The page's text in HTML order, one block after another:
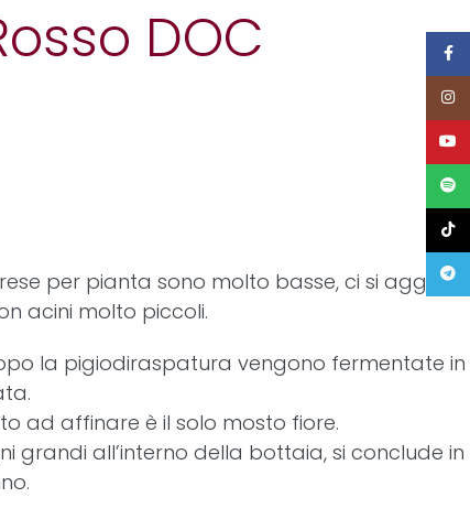
DOC
per pianta sono molto basse, ci si aggira
acini molto piccoli.
la pigiodiraspatura vengono fermentate in
ad affinare è il solo mosto fiore.
grandi all’interno della bottaia, si conclude in